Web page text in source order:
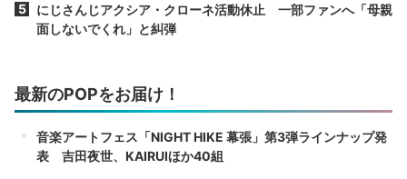
にじさんじアクシア・クローネ活動休止 一部ファンへ「母親
面しないでくれ」と糾弾
最新のPOPをお届け！
音楽アートフェス「NIGHT HIKE 幕張」第3弾ラインナップ発
表 吉田夜世、KAIRUIほか40組